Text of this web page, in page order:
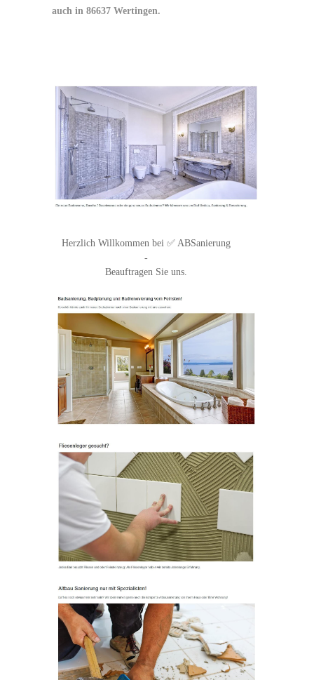
auch in 86637 Wertingen.
Herzlich Willkommen bei ✅ ABSanierung
-
Beauftragen Sie uns.